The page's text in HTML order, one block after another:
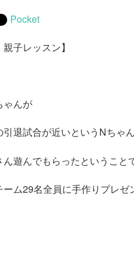
Pocket
子レッスン】
ゃんが
引退試合が近いというNちゃ
遊んでもらったということ
ム29名全員に手作りプレゼ